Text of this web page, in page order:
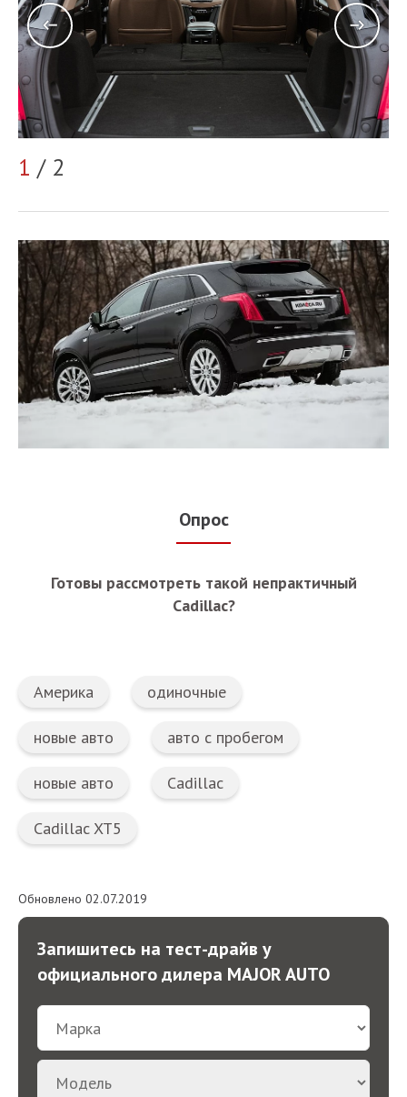
1 / 2
Опрос
Готовы рассмотреть такой непрактичный
Cadillac?
Америка одиночные
новые авто авто с пробегом
новые авто Cadillac
Cadillac XT5
Обновлено 02.07.2019
Запишитесь на тест-драйв у
официального дилера MAJOR AUTO